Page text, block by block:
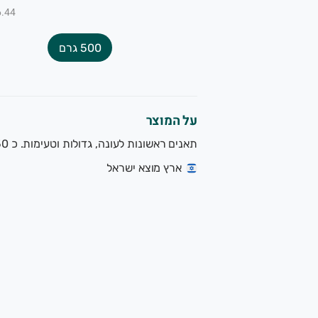
₪6.44
500 גרם
על המוצר
תאנים ראשונות לעונה, גדולות וטעימות. כ 450 גר' במארז
ארץ מוצא ישראל